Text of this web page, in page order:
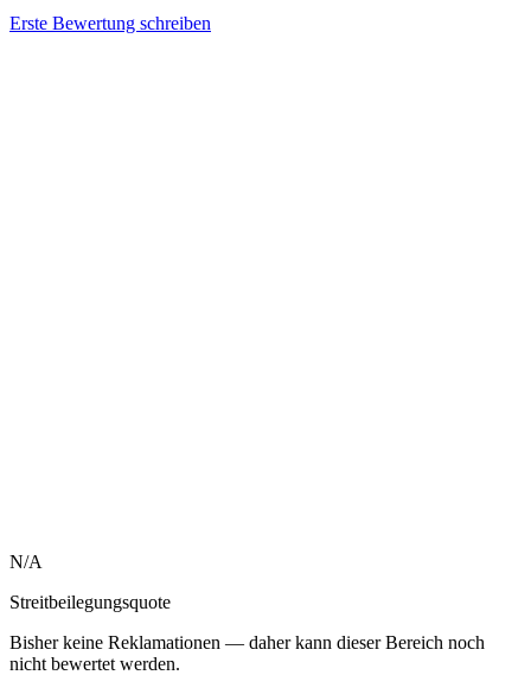
Erste Bewertung schreiben
N/A
Streitbeilegungsquote
Bisher keine Reklamationen — daher kann dieser Bereich noch
nicht bewertet werden.